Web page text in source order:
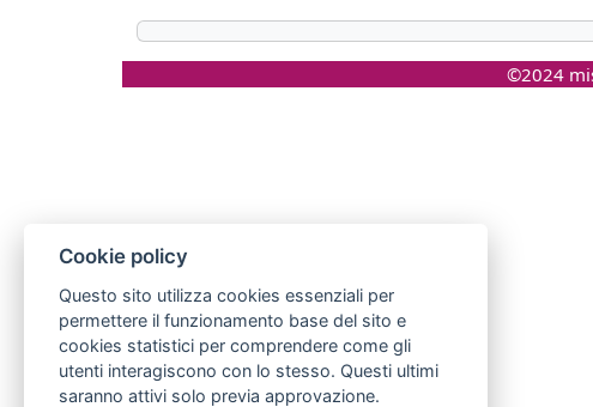
©2024
Cookie policy
Questo sito utilizza cookies essenziali per
permettere il funzionamento base del sito e
cookies statistici per comprendere come gli
utenti interagiscono con lo stesso. Questi ultimi
saranno attivi solo previa approvazione.